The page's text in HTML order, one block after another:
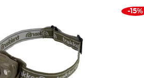
,RidgemonkeyetAdvanta
sont
sommes donnés pour mission de
votre choix. La préparation est
-15%